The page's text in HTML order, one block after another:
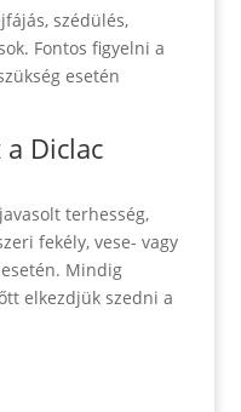
szédülés,
Fontos figyelni a
esetén
Diclac
terhesség,
fekély, vese- vagy
Mindig
elkezdjük szedni a